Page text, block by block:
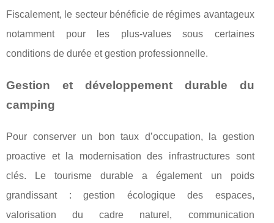
Fiscalement, le secteur bénéficie de régimes avantageux
notamment pour les plus-values sous certaines
conditions de durée et gestion professionnelle.
Gestion et développement durable du
camping
Pour conserver un bon taux d’occupation, la gestion
proactive et la modernisation des infrastructures sont
clés. Le tourisme durable a également un poids
grandissant : gestion écologique des espaces,
valorisation du cadre naturel, communication